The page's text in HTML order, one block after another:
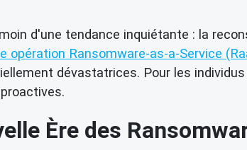
d'une tendance inquiétante : la
opération Ransomware-as-a-Service
dévastatrices. Pour les
Ère des